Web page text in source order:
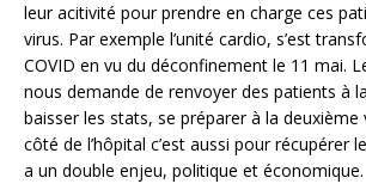
leur acitivité pour prendre en charge ces
virus. Par exemple l’unité cardio, s’est
COVID en vu du déconfinement le 11 mai.
nous demande de renvoyer des patients à
baisser les stats, se préparer à la deuxième
côté de l’hôpital c’est aussi pour récupérer
a un double enjeu, politique et économique.